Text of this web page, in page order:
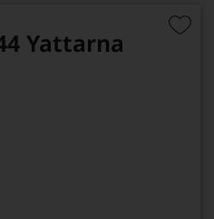
Yattarna